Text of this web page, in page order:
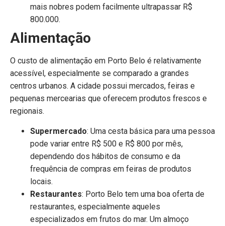
mais nobres podem facilmente ultrapassar R$
800.000.
Alimentação
O custo de alimentação em Porto Belo é relativamente
acessível, especialmente se comparado a grandes
centros urbanos. A cidade possui mercados, feiras e
pequenas mercearias que oferecem produtos frescos e
regionais.
Supermercado: Uma cesta básica para uma pessoa
pode variar entre R$ 500 e R$ 800 por mês,
dependendo dos hábitos de consumo e da
frequência de compras em feiras de produtos
locais.
Restaurantes: Porto Belo tem uma boa oferta de
restaurantes, especialmente aqueles
especializados em frutos do mar. Um almoço